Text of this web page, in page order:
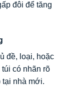
đôi để tăng
đề, loại, hoặc
có nhãn rõ
nhà mới.